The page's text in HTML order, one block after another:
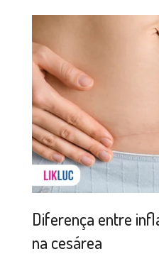
Diferença entre
na cesárea